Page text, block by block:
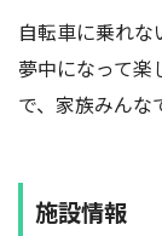
自転車に乗れ
夢中になって楽
で、家族みんな
施設情報